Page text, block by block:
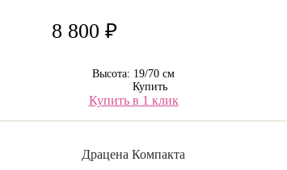
8 800 ₽
Высота: 19/70 см
Купить
Купить в 1 клик
Драцена Компакта